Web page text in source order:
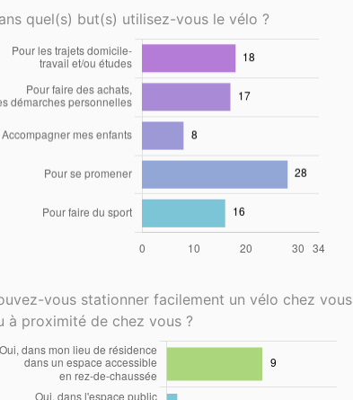
quel(s) but(s) utilisez-vous le vélo ?
vous stationner facilement un vélo chez vous
à proximité de chez vous ?